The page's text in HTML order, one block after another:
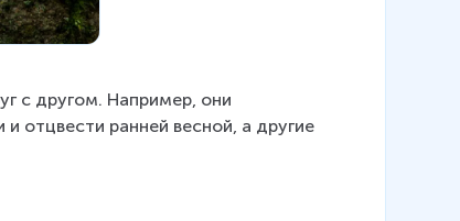
с другом. Например, они
отцвести ранней весной, а другие